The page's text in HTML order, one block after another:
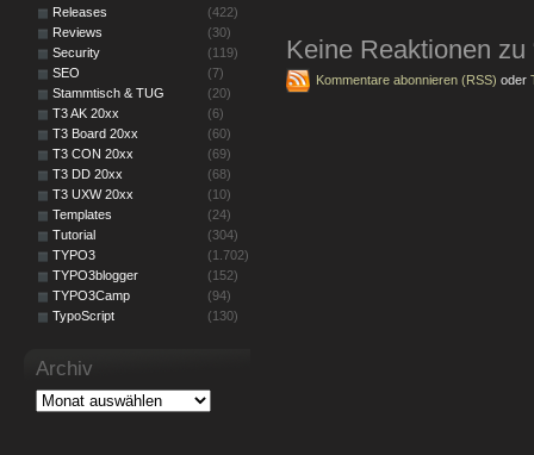
Keine Reaktionen
Kommentare abonnieren (RSS) oder
Releases
(422)
Reviews
(30)
Security
(119)
SEO
(7)
Stammtisch & TUG
(20)
T3 AK 20xx
(6)
T3 Board 20xx
(60)
T3 CON 20xx
(69)
T3 DD 20xx
(68)
T3 UXW 20xx
(10)
Templates
(24)
Tutorial
(304)
TYPO3
(1.702)
TYPO3blogger
(152)
TYPO3Camp
(94)
TypoScript
(130)
Archiv